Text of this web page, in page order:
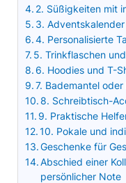
2. Süßigkeiten mit
3.
4. Personalisierte
5. Trinkflaschen
6. Hoodies und T-
7. Bademantel
8. Schreibtisch-
9. Praktische
10. Pokale und
Geschenke für
Abschied einer
persönlicher Note